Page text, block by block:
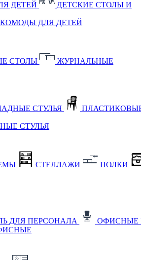
ДЕТЕЙ ДЕТСКИЕ СТОЛЫ И
КОМОДЫ ДЛЯ ДЕТЕЙ
СТОЛЫ
ЖУРНАЛЬНЫЕ
СТУЛЬЯ
СТУЛЬЯ
СТЕЛЛАЖИ ПОЛКИ
ДЛЯ ПЕРСОНАЛА
ОФИСНЫЕ